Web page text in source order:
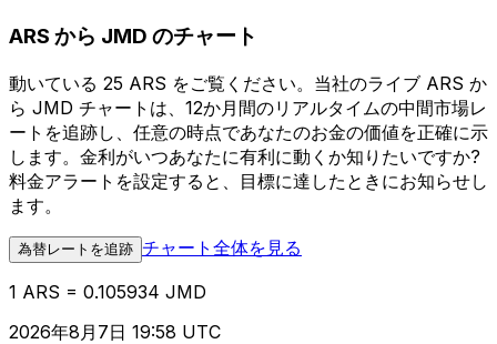
ARS から JMD のチャート
動いている 25 ARS をご覧ください。当社のライブ ARS か
ら JMD チャートは、12か月間のリアルタイムの中間市場レ
ートを追跡し、任意の時点であなたのお金の価値を正確に示
します。金利がいつあなたに有利に動くか知りたいですか?
料金アラートを設定すると、目標に達したときにお知らせし
ます。
為替レートを追跡 チャート全体を見る
1 ARS = 0.105934 JMD
2026年8月7日 19:58 UTC